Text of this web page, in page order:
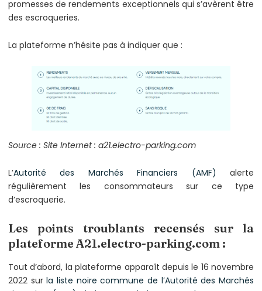
promesses de rendements exceptionnels qui s’avèrent être
des escroqueries.
La plateforme n’hésite pas à indiquer que :
Source : Site Internet : a21.electro-parking.com
L’Autorité des Marchés Financiers (AMF) alerte
régulièrement les consommateurs sur ce type
d’escroquerie.
Les points troublants recensés sur la
plateforme A21.electro-parking.com :
Tout d’abord, la plateforme apparaît depuis le 16 novembre
2022 surla liste noire commune de l’Autorité des Marchés